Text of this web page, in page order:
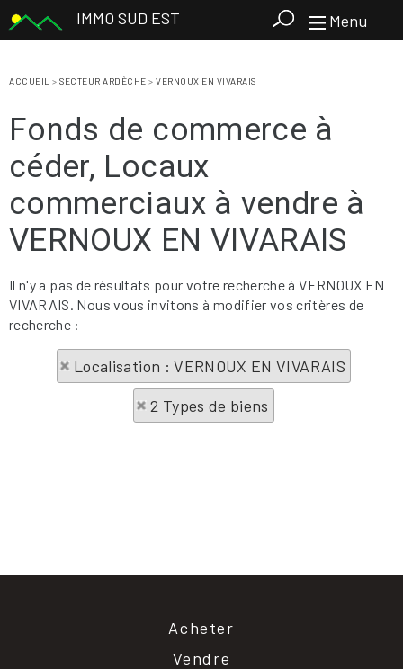
IMMO SUD EST Menu
ACCUEIL > SECTEUR ARDÈCHE > VERNOUX EN VIVARAIS
Fonds de commerce à
céder, Locaux
commerciaux à vendre à
VERNOUX EN VIVARAIS
Il n'y a pas de résultats pour votre recherche à VERNOUX EN
VIVARAIS. Nous vous invitons à modifier vos critères de
recherche :
Localisation : VERNOUX EN VIVARAIS
2 Types de biens
Acheter
Vendre